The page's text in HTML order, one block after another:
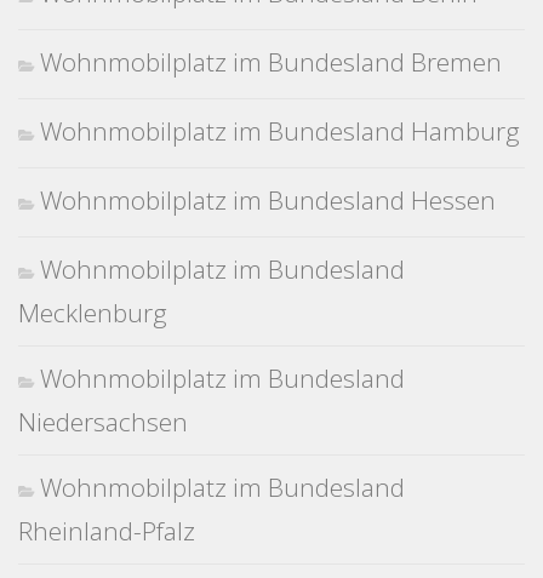
Wohnmobilplatz im Bundesland Bremen
Wohnmobilplatz im Bundesland Hamburg
Wohnmobilplatz im Bundesland Hessen
Wohnmobilplatz im Bundesland
Mecklenburg
Wohnmobilplatz im Bundesland
Niedersachsen
Wohnmobilplatz im Bundesland
Rheinland-Pfalz